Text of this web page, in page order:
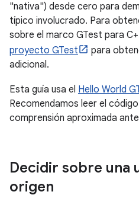
"nativa") desde cero para
típico involucrado. Para
sobre el marco GTest para
proyecto GTest
para
adicional.
Esta guía usa el Hello World
Recomendamos leer el
comprensión aproximada
Decidir sobre una
origen